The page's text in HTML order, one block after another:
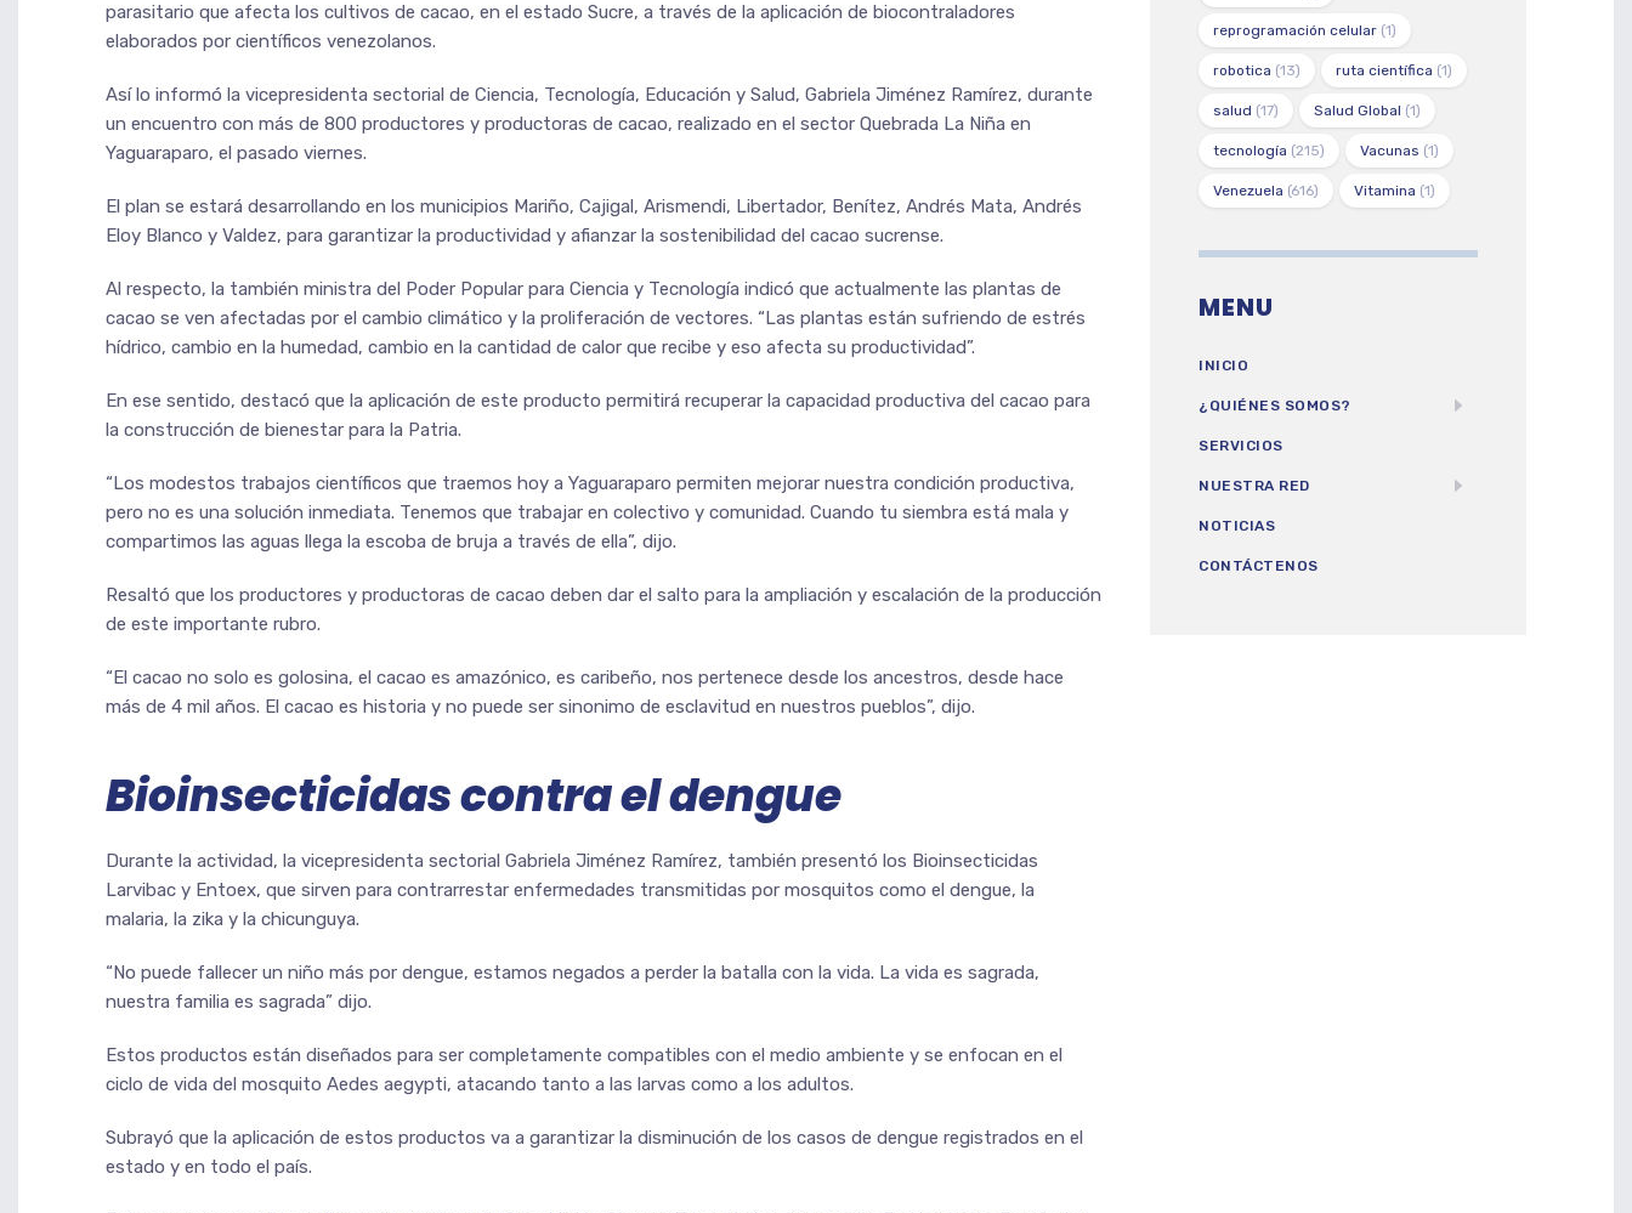
parasitario que afecta los cultivos de cacao, en el estado Sucre, a través de la aplicación de biocontraladores
elaborados por científicos venezolanos.
Así lo informó la vicepresidenta sectorial de Ciencia, Tecnología, Educación y Salud, Gabriela Jiménez Ramírez, durante
un encuentro con más de 800 productores y productoras de cacao, realizado en el sector Quebrada La Niña en
Yaguaraparo, el pasado viernes.
El plan se estará desarrollando en los municipios Mariño, Cajigal, Arismendi, Libertador, Benítez, Andrés Mata, Andrés
Eloy Blanco y Valdez, para garantizar la productividad y afianzar la sostenibilidad del cacao sucrense.
Al respecto, la también ministra del Poder Popular para Ciencia y Tecnología indicó que actualmente las plantas de
cacao se ven afectadas por el cambio climático y la proliferación de vectores. “Las plantas están sufriendo de estrés
hídrico, cambio en la humedad, cambio en la cantidad de calor que recibe y eso afecta su productividad”.
En ese sentido, destacó que la aplicación de este producto permitirá recuperar la capacidad productiva del cacao para
la construcción de bienestar para la Patria.
“Los modestos trabajos científicos que traemos hoy a Yaguaraparo permiten mejorar nuestra condición productiva,
pero no es una solución inmediata. Tenemos que trabajar en colectivo y comunidad. Cuando tu siembra está mala y
compartimos las aguas llega la escoba de bruja a través de ella”, dijo.
Resaltó que los productores y productoras de cacao deben dar el salto para la ampliación y escalación de la producción
de este importante rubro.
“El cacao no solo es golosina, el cacao es amazónico, es caribeño, nos pertenece desde los ancestros, desde hace
más de 4 mil años. El cacao es historia y no puede ser sinonimo de esclavitud en nuestros pueblos”, dijo.
Bioinsecticidas contra el dengue
Durante la actividad, la vicepresidenta sectorial Gabriela Jiménez Ramírez, también presentó los Bioinsecticidas
Larvibac y Entoex, que sirven para contrarrestar enfermedades transmitidas por mosquitos como el dengue, la
malaria, la zika y la chicunguya.
“No puede fallecer un niño más por dengue, estamos negados a perder la batalla con la vida. La vida es sagrada,
nuestra familia es sagrada” dijo.
Estos productos están diseñados para ser completamente compatibles con el medio ambiente y se enfocan en el
ciclo de vida del mosquito Aedes aegypti, atacando tanto a las larvas como a los adultos.
Subrayó que la aplicación de estos productos va a garantizar la disminución de los casos de dengue registrados en el
estado y en todo el país.
reprogramación celular (1)
robotica (13) ruta científica (1)
salud (17) Salud Global (1)
tecnología (215) Vacunas (1)
Venezuela (616) Vitamina (1)
MENU
INICIO
¿QUIÉNES SOMOS?
SERVICIOS
NUESTRA RED
NOTICIAS
CONTÁCTENOS